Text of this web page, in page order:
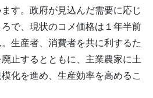
す。政府が見込んだ需要に応じ
で、現状のコメ価格は１年半前
生産者、消費者を共に利するた
止するとともに、主業農家に土
化を進め、生産効率を高めるこ